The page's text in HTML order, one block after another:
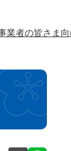
業者の皆さま向